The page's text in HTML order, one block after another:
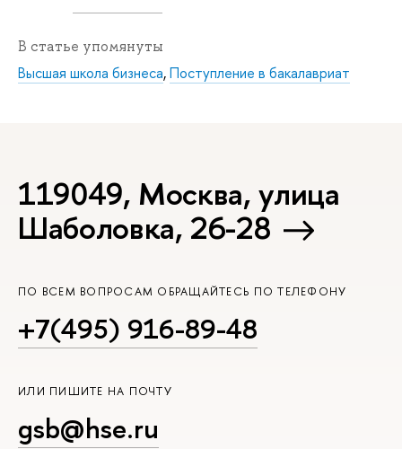
В статье упомянуты
Высшая школа бизнеса,Поступление в бакалавриат
119049, Москва, улица
Шаболовка, 26-28
ПО ВСЕМ ВОПРОСАМ ОБРАЩАЙТЕСЬ ПО ТЕЛЕФОНУ
+7(495) 916-89-48
ИЛИ ПИШИТЕ НА ПОЧТУ
gsb@hse.ru